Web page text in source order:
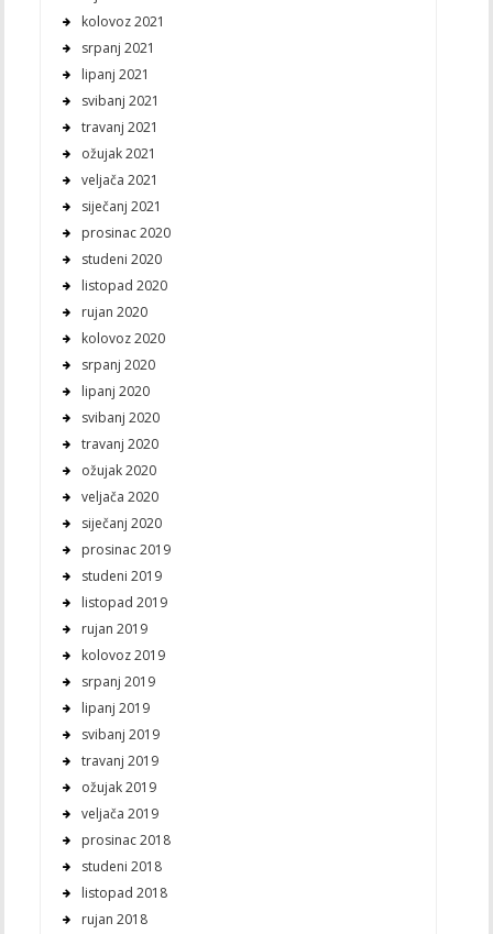
kolovoz 2021
srpanj 2021
lipanj 2021
svibanj 2021
travanj 2021
ožujak 2021
veljača 2021
siječanj 2021
prosinac 2020
studeni 2020
listopad 2020
rujan 2020
kolovoz 2020
srpanj 2020
lipanj 2020
svibanj 2020
travanj 2020
ožujak 2020
veljača 2020
siječanj 2020
prosinac 2019
studeni 2019
listopad 2019
rujan 2019
kolovoz 2019
srpanj 2019
lipanj 2019
svibanj 2019
travanj 2019
ožujak 2019
veljača 2019
prosinac 2018
studeni 2018
listopad 2018
rujan 2018